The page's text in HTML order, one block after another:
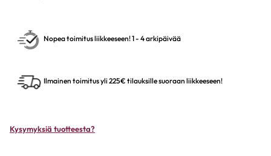
Nopea toimitus liikkeeseen! 1 - 4 arkipäivää
Ilmainen toimitus yli 225€ tilauksille suoraan liikkeeseen!
Kysymyksiä tuotteesta?